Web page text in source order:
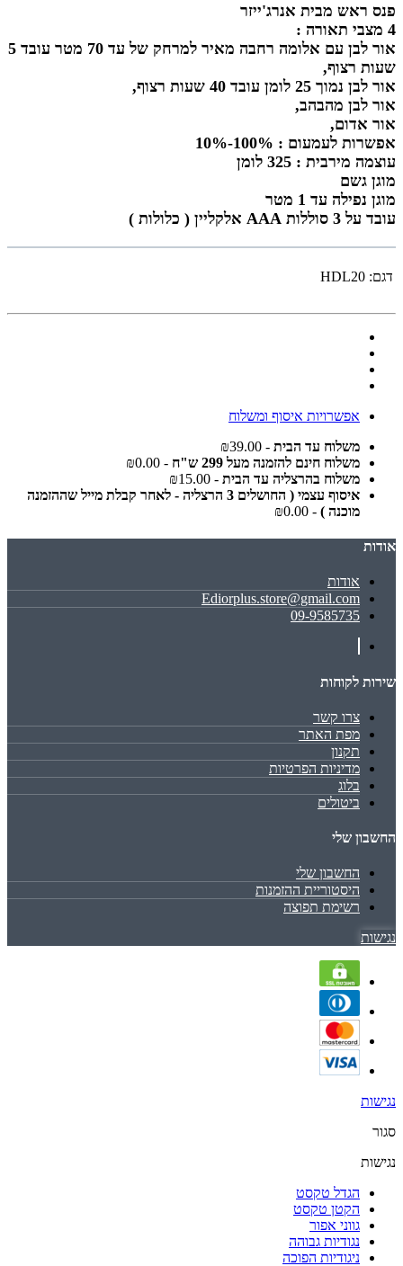
פנס ראש מבית אנרג'ייזר
4 מצבי תאורה :
אור לבן עם אלומה רחבה מאיר למרחק של עד 70 מטר עובד 5
שעות רצוף,
אור לבן נמוך 25 לומן עובד 40 שעות רצוף,
אור לבן מהבהב,
אור אדום,
אפשרות לעמעום : 100%-10%
עוצמה מירבית : 325 לומן
מוגן גשם
מוגן נפילה עד 1 מטר
עובד על 3 סוללות AAA אלקליין ( כלולות )
דגם: HDL20
אפשרויות איסוף ומשלוח
משלוח עד הבית - ₪39.00
משלוח חינם להזמנה מעל 299 ש"ח
- ₪0.00
משלוח בהרצליה עד הבית - ₪15.00
איסוף עצמי ( החושלים 3 הרצליה - לאחר קבלת מייל שההזמנה
מוכנה ) - ₪0.00
אודות
אודות
Ediorplus.store@gmail.com
09-9585735
שירות לקוחות
צרו קשר
מפת האתר
תקנון
מדיניות הפרטיות
בלוג
ביטולים
החשבון שלי
החשבון שלי
היסטוריית ההזמנות
רשימת תפוצה
נגישות
נגישות
סגור
נגישות
הגדל טקסט
הקטן טקסט
גווני אפור
נגודיות גבוהה
ניגודיות הפוכה